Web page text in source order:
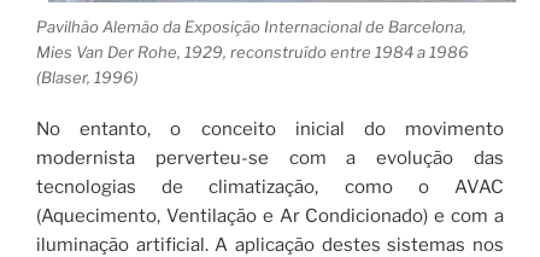
Pavilhão Alemão da Exposição Internacional de Barcelona,
Mies Van Der Rohe, 1929, reconstruído entre 1984 a 1986
(Blaser, 1996)
No entanto, o conceito inicial do movimento
modernista perverteu-se com a evolução das
tecnologias de climatização, como o AVAC
(Aquecimento, Ventilação e Ar Condicionado) e com a
iluminação artificial. A aplicação destes sistemas nos